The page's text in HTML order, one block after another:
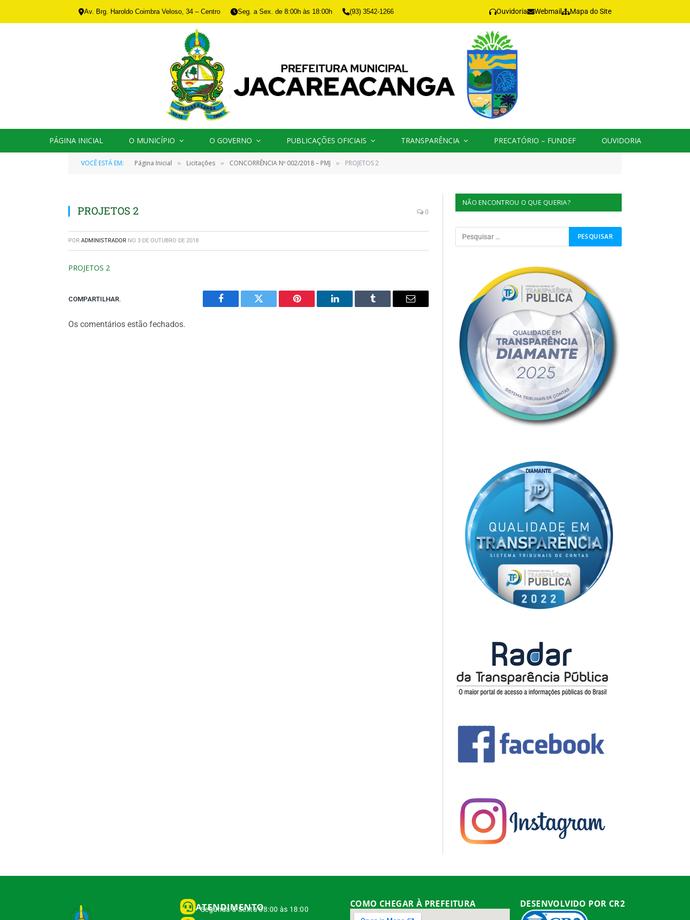
Av. Brg. Haroldo Coimbra Veloso, 34 – Centro Seg. a Sex. de 8:00h às 18:00h (93) 3542-1266 Ouvidoria Webmail Mapa do Site
PÁGINA INICIAL O MUNICÍPIO O GOVERNO PUBLICAÇÕES OFICIAIS TRANSPARÊNCIA PRECATÓRIO – FUNDEF OUVIDORIA
VOCÊ ESTÁ EM: Página Inicial » Licitações » CONCORRÊNCIA Nº 002/2018 – PMJ » PROJETOS 2
PROJETOS 2 0
POR ADMINISTRADOR NO 3 DE OUTUBRO DE 2018
PROJETOS 2
COMPARTILHAR.
Facebook Twitter Pinterest
O
Tumblr
E-
Os comentários estão fechados.
NÃO ENCONTROU O QUE QUERIA?
ATENDIMENTO
Segunda à Sexta 08:00 às 18:00 COMO CHEGAR À PREFEITURA DESENVOLVIDO POR CR2